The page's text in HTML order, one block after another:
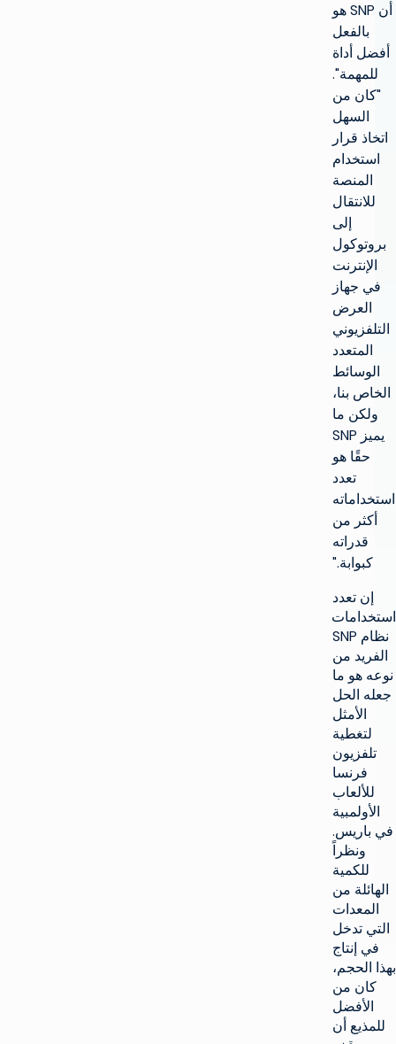
أن SNP هو
بالفعل
أفضل أداة
للمهمة".
"كان من
السهل
اتخاذ قرار
استخدام
المنصة
للانتقال
إلى
بروتوكول
الإنترنت
في جهاز
العرض
التلفزيوني
المتعدد
الوسائط
الخاص بنا،
ولكن ما
يميز SNP
حقًا هو
تعدد
استخداماته
أكثر من
قدراته
كبوابة."
إن تعدد
استخدامات
نظام SNP
الفريد من
نوعه هو ما
جعله الحل
الأمثل
لتغطية
تلفزيون
فرنسا
للألعاب
الأولمبية
في باريس.
ونظراً
للكمية
الهائلة من
المعدات
التي تدخل
في إنتاج
بهذا الحجم،
كان من
الأفضل
للمذيع أن